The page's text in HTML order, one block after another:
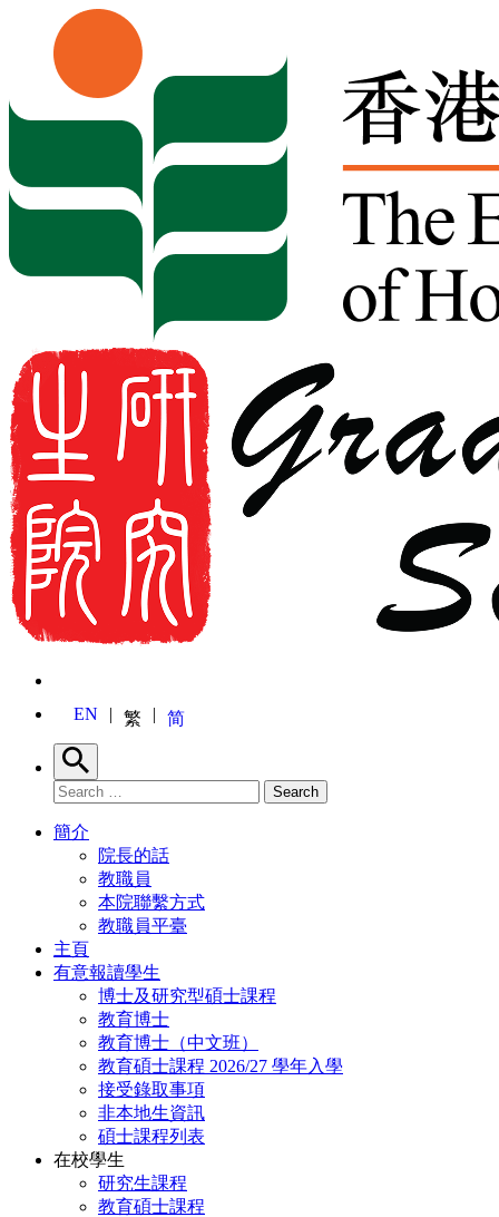
Skip to content
EN 繁 简
Search
Search for: Search
簡介
院長的話
教職員
本院聯繫方式
教職員平臺
主頁
有意報讀學生
博士及研究型碩士課程
教育博士
教育博士（中文班）
教育碩士課程 2026/27 學年入學
接受錄取事項
非本地生資訊
碩士課程列表
在校學生
研究生課程
教育碩士課程